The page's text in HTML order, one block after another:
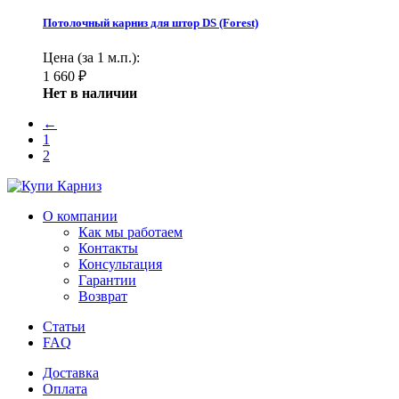
Потолочный карниз для штор DS (Forest)
Цена (за 1 м.п.):
1 660 ₽
Нет в наличии
←
1
2
О компании
Как мы работаем
Контакты
Консультация
Гарантии
Возврат
Статьи
FAQ
Доставка
Оплата